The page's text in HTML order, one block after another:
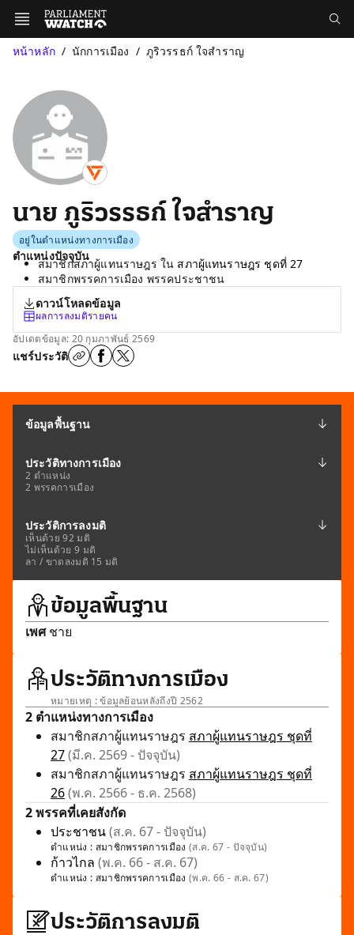
หน้าหลัก นักการเมือง ภูริวรรธก์ ใจสำราญ
นาย ภูริวรรธก์ ใจสำราญ
อยู่ในตำแหน่งทางการเมือง
ตำแหน่งปัจจุบัน
สมาชิกสภาผู้แทนราษฎร ใน สภาผู้แทนราษฎร ชุดที่ 27
สมาชิกพรรคการเมือง พรรคประชาชน
ดาวน์โหลดข้อมูล
ผลการลงมติรายคน
อัปเดตข้อมูล: 20 กุมภาพันธ์ 2569
แชร์ประวัติ
ข้อมูลพื้นฐาน
ประวัติทางการเมือง
2 ตำแหน่ง
2 พรรคการเมือง
ประวัติการลงมติ
เห็นด้วย 92 มติ
ไม่เห็นด้วย 9 มติ
ลา / ขาดลงมติ 15 มติ
ข้อมูลพื้นฐาน
เพศชาย
ประวัติทางการเมือง
หมายเหตุ : ข้อมูลย้อนหลังถึงปี 2562
2 ตำแหน่งทางการเมือง
สมาชิกสภาผู้แทนราษฎร สภาผู้แทนราษฎร ชุดที่
27(มี.ค. 2569 - ปัจจุบัน)
สมาชิกสภาผู้แทนราษฎร สภาผู้แทนราษฎร ชุดที่
26(พ.ค. 2566 - ธ.ค. 2568)
2 พรรคที่เคยสังกัด
ประชาชน(ส.ค. 67 - ปัจจุบัน)
ตำแหน่ง : สมาชิกพรรคการเมือง(ส.ค. 67 - ปัจจุบัน)
ก้าวไกล (พ.ค. 66 - ส.ค. 67)
ตำแหน่ง : สมาชิกพรรคการเมือง(พ.ค. 66 - ส.ค. 67)
ประวัติการลงมติ